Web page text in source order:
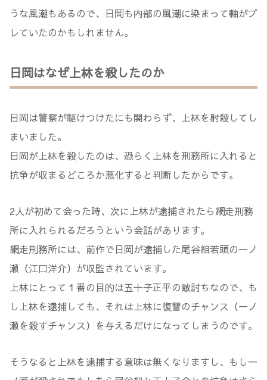
うな風潮もあるので、日岡も内部の風潮に染まって軸がブ
レていたのかもしれません。
日岡はなぜ上林を殺したのか
日岡は警察が駆けつけたにも関わらず、上林を射殺してし
まいました。
日岡が上林を殺したのは、恐らく上林を刑務所に入れると
抗争が収まるどころか悪化すると判断したからです。
2人が初めて会った時、次に上林が逮捕されたら網走刑務
所に入れられるだろうという会話があります。
網走刑務所には、前作で日岡が逮捕した尾谷組若頭の一ノ
瀬（江口洋介）が収監されています。
上林にとって１番の目的は五十子正平の敵討ちなので、も
し上林を逮捕しても、それは上林に復讐のチャンス（一ノ
瀬を殺すチャンス）を与えるだけになってしまうのです。
そうなると上林を逮捕する意味は無くなりますし、もし一